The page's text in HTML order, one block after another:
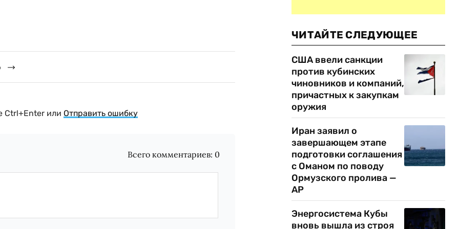
Ctrl+Enter или Отправить ошибку
Всего комментариев: 0
ЧИТАЙТЕ СЛЕДУЮЩЕЕ
США ввели санкции
против кубинских
чиновников и компаний,
причастных к закупкам
оружия
Иран заявил о
завершающем этапе
подготовки соглашения
с Оманом по поводу
Ормузского пролива —
AP
Энергосистема Кубы
вновь вышла из строя